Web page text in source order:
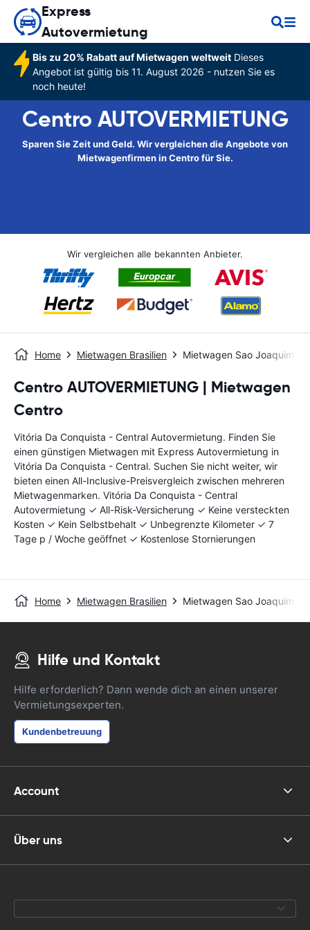
Express
Autovermietung
Bis zu 20% Rabatt auf Mietwagen weltweitDieses
Angebot ist gültig bis 11. August 2026 - nutzen Sie es
noch heute!
Centro AUTOVERMIETUNG
Sparen Sie Zeit und Geld. Wir vergleichen die Angebote von
Mietwagenfirmen in Centro für Sie.
Wir vergleichen alle bekannten Anbieter.
Home Mietwagen Brasilien Mietwagen Sao Joaquim
Centro AUTOVERMIETUNG | Mietwagen
Centro
Vitória Da Conquista - Central Autovermietung. Finden Sie
einen günstigen Mietwagen mit Express Autovermietung in
Vitória Da Conquista - Central. Suchen Sie nicht weiter, wir
bieten einen All-Inclusive-Preisvergleich zwischen mehreren
Mietwagenmarken. Vitória Da Conquista - Central
Autovermietung ✓ All-Risk-Versicherung ✓ Keine versteckten
Kosten ✓ Kein Selbstbehalt ✓ Unbegrenzte Kilometer ✓ 7
Tage p / Woche geöffnet ✓ Kostenlose Stornierungen
Home Mietwagen Brasilien Mietwagen Sao Joaquim
Hilfe und Kontakt
Hilfe erforderlich? Dann wende dich an einen unserer
Vermietungsexperten.
Kundenbetreuung
Account
Über uns